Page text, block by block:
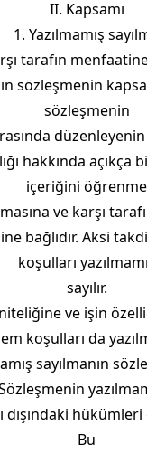
II. Kapsamı
1. Yazılmamış
tarafın
sözleşmenin
sözleşmenin
hakkında açıkça
içeriğini öğrenme
ve karşı
bağlıdır. Aksi
koşulları
sayılır.
ve işin
koşulları da
sayılmanın
dışındaki
Bu